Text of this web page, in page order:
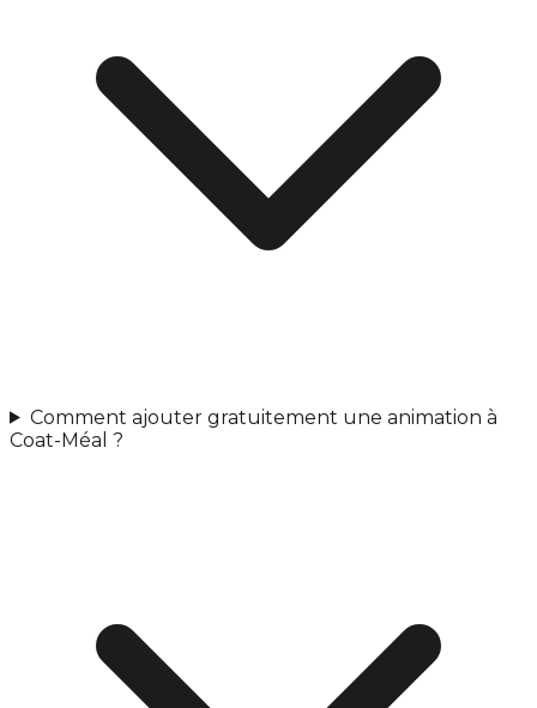
Comment ajouter gratuitement une animation à
Coat-Méal ?